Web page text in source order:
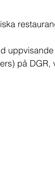
på